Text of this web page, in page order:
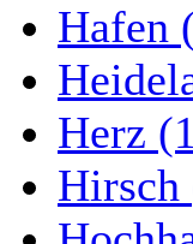
Hafen
Herz
Hirsch